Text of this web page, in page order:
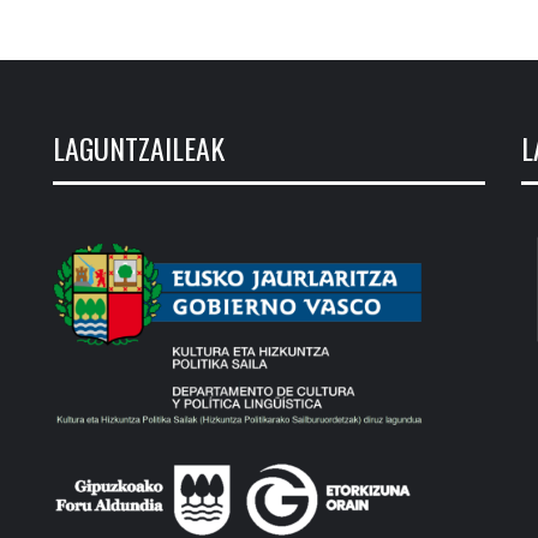
LAGUNTZAILEAK